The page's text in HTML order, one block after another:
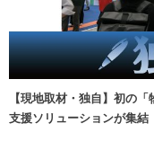
【現地取材・独自】初の
支援ソリューションが集結